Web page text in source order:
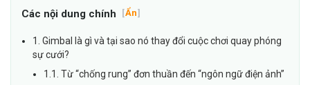
Các nội dung chính [Ẩn]
1. Gimbal là gì và tại sao nó thay đổi cuộc chơi quay phóng
sự cưới?
1.1. Từ “chống rung” đơn thuần đến “ngôn ngữ điện ảnh”